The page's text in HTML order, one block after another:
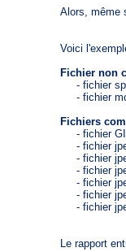
Alors, même si la
Voici l'exemple
Fichier non
- fichier
- fichier mode
Fichiers
- fichier GIF
- fichier jpeg,
- fichier jpeg
- fichier jpeg,
- fichier jpeg,
- fichier jpeg,
- fichier jpeg,
Le rapport entre